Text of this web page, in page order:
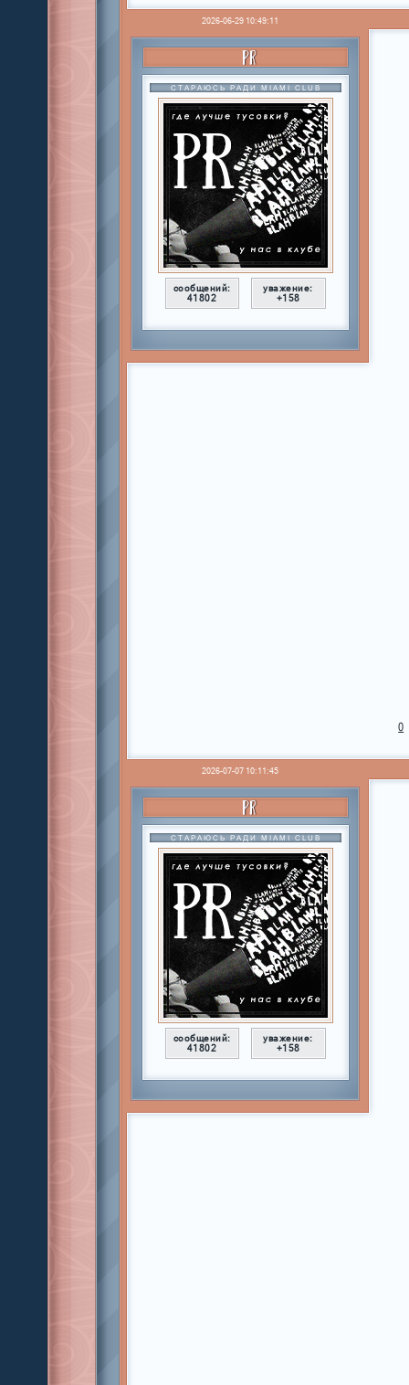
2026-06-29 10:49:11
PR
СТАРАЮСЬ РАДИ MIAMI CLUB
сообщений:
41802
уважение:
+158
0
2026-07-07 10:11:45
PR
СТАРАЮСЬ РАДИ MIAMI CLUB
сообщений:
41802
уважение:
+158